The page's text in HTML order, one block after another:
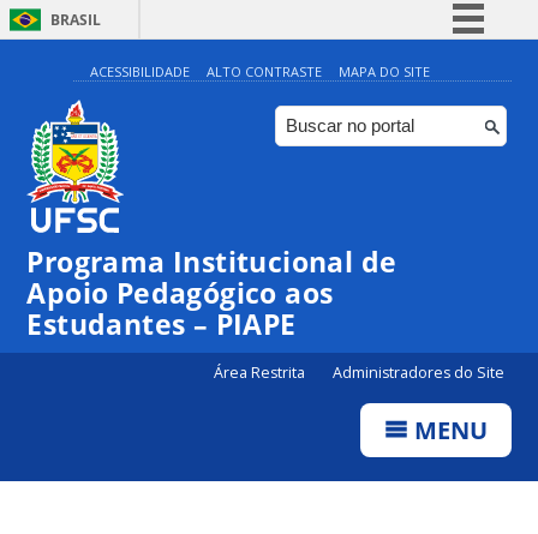
BRASIL
Simplifique!
Comunica BR
Participe
Canais
ACESSIBILIDADE ALTO CONTRASTE MAPA DO SITE
Programa Institucional de
Apoio Pedagógico aos
Estudantes – PIAPE
Área Restrita Administradores do Site
MENU